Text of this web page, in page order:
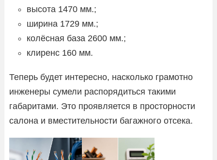
высота 1470 мм.;
ширина 1729 мм.;
колёсная база 2600 мм.;
клиренс 160 мм.
Теперь будет интересно, насколько грамотно
инженеры сумели распорядиться такими
габаритами. Это проявляется в просторности
салона и вместительности багажного отсека.